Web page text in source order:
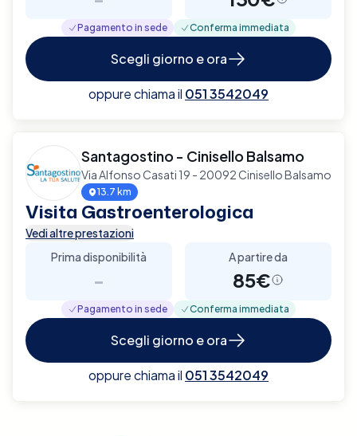
Pagamento in sede Conferma immediata
Scegli giorno e ora
oppure chiama il 051 3542049
Santagostino - Cinisello Balsamo
Via Alfonso Casati 19 - 20092 Cinisello Balsamo
13.7 km
Visita Gastroenterologica
Vedi altre prestazioni
Prima disponibilità
-
A partire da
85€
Pagamento in sede Conferma immediata
Scegli giorno e ora
oppure chiama il 051 3542049